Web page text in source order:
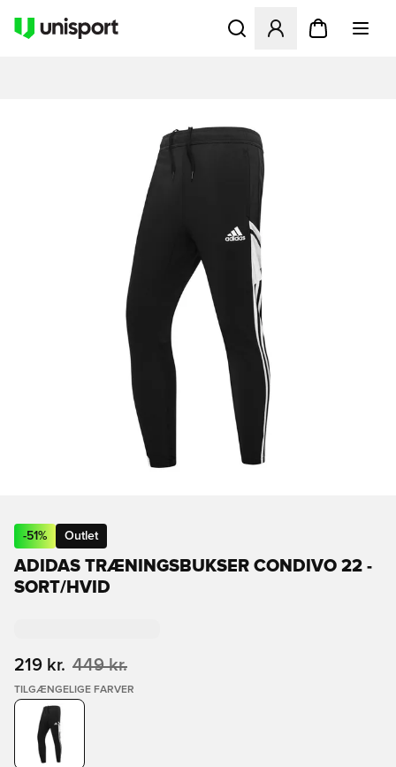
Åbner en Modal til at
-51% Outlet
ADIDAS TRÆNINGSBUKSER CONDIVO 22 -
SORT/HVID
219 kr. 449 kr.
TILGÆNGELIGE FARVER